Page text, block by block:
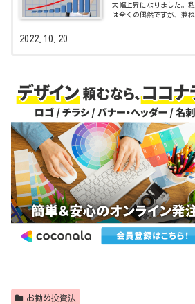
大幅上昇になりました。
は全くの偶然ですが、兼
2022.10.20
お勧め投資法